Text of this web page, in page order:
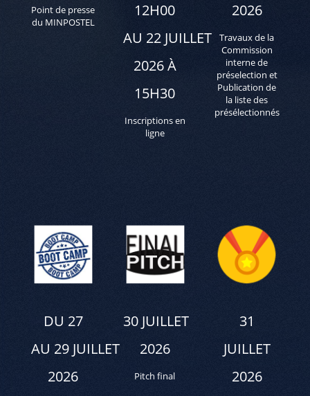
Point de presse
du MINPOSTEL
12H00
AU 22 JUILLET
2026 À
15H30
Inscriptions en
ligne
2026
Travaux de la
Commission
interne de
préselection et
Publication de
la liste des
présélectionnés
DU 27
AU 29 JUILLET
2026
30 JUILLET
2026
Pitch final
31
JUILLET
2026